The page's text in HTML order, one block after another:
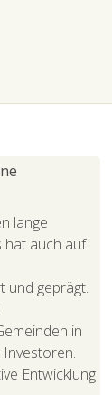
lange
hat auch auf
und geprägt.
in
Entwicklung